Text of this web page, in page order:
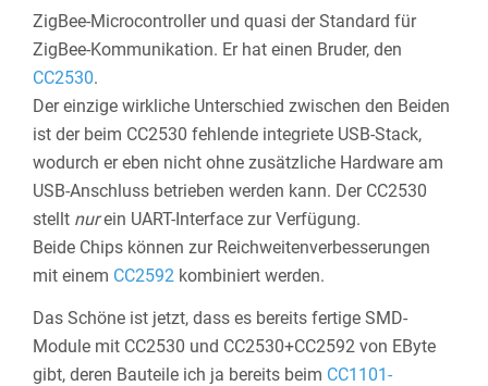
ZigBee-Microcontroller und quasi der Standard für
ZigBee-Kommunikation. Er hat einen Bruder, den
CC2530.
Der einzige wirkliche Unterschied zwischen den Beiden
ist der beim CC2530 fehlende integriete USB-Stack,
wodurch er eben nicht ohne zusätzliche Hardware am
USB-Anschluss betrieben werden kann. Der CC2530
stellt nurein UART-Interface zur Verfügung.
Beide Chips können zur Reichweitenverbesserungen
mit einem CC2592 kombiniert werden.
Das Schöne ist jetzt, dass es bereits fertige SMD-
Module mit CC2530 und CC2530+CC2592 von EByte
gibt, deren Bauteile ich ja bereits beim CC1101-